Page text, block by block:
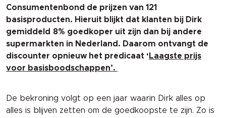
Consumentenbond de prijzen van 121
basisproducten. Hieruit blijkt dat klanten bij Dirk
gemiddeld 8% goedkoper uit zijn dan bij andere
supermarkten in Nederland. Daarom ontvangt de
discounter opnieuw het predicaat ‘ Laagste prijs
voor basisboodschappen’.
De bekroning volgt op een jaar waarin Dirk alles op
alles is blijven zetten om de goedkoopste te zijn. Zo is